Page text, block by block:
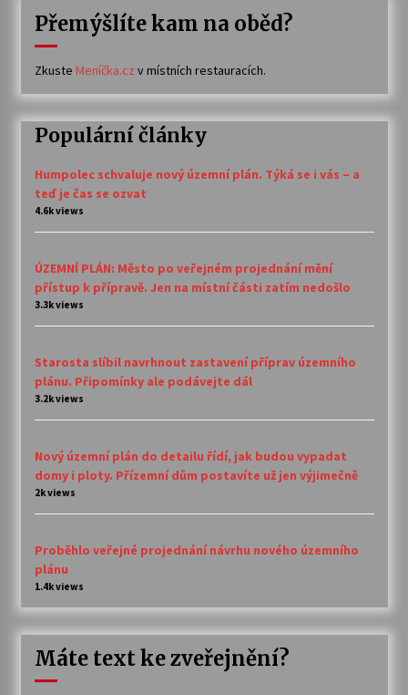
Přemýšlíte kam na oběd?
Zkuste Meníčka.cz v místních restauracích.
Populární články
Humpolec schvaluje nový územní plán. Týká se i vás – a
teď je čas se ozvat
4.6k views
ÚZEMNÍ PLÁN: Město po veřejném projednání mění
přístup k přípravě. Jen na místní části zatím nedošlo
3.3k views
Starosta slíbil navrhnout zastavení příprav územního
plánu. Připomínky ale podávejte dál
3.2k views
Nový územní plán do detailu řídí, jak budou vypadat
domy i ploty. Přízemní dům postavíte už jen výjimečně
2k views
Proběhlo veřejné projednání návrhu nového územního
plánu
1.4k views
Máte text ke zveřejnění?